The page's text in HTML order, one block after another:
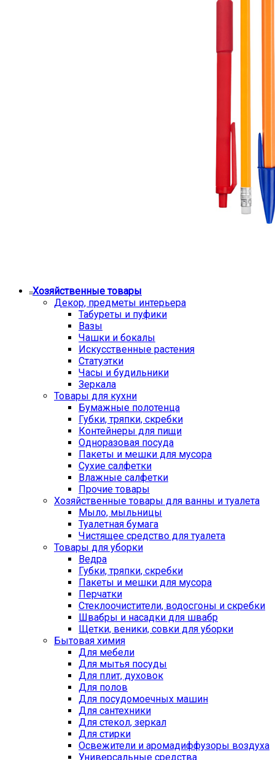
Хозяйственные товары
Декор, предметы интерьера
Табуреты и пуфики
Вазы
Чашки и бокалы
Искусственные растения
Статуэтки
Часы и будильники
Зеркала
Товары для кухни
Бумажные полотенца
Губки, тряпки, скребки
Контейнеры для пищи
Одноразовая посуда
Пакеты и мешки для мусора
Сухие салфетки
Влажные салфетки
Прочие товары
Хозяйственные товары для ванны и туалета
Мыло, мыльницы
Туалетная бумага
Чистящее средство для туалета
Товары для уборки
Ведра
Губки, тряпки, скребки
Пакеты и мешки для мусора
Перчатки
Стеклоочистители, водосгоны и скребки
Швабры и насадки для швабр
Щетки, веники, совки для уборки
Бытовая химия
Для мебели
Для мытья посуды
Для плит, духовок
Для полов
Для посудомоечных машин
Для сантехники
Для стекол, зеркал
Для стирки
Освежители и аромадиффузоры воздуха
Универсальные средства